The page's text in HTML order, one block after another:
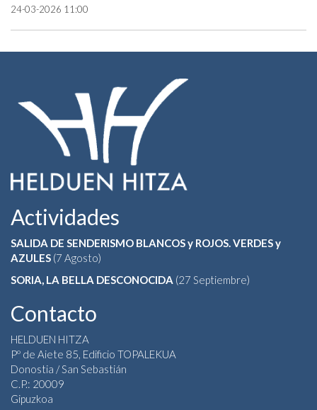
24-03-2026 11:00
Actividades
SALIDA DE SENDERISMO BLANCOS y ROJOS. VERDES y
AZULES (7 Agosto)
SORIA, LA BELLA DESCONOCIDA (27 Septiembre)
Contacto
HELDUEN HITZA
Pº de Aiete 85, Edificio TOPALEKUA
Donostia / San Sebastián
C.P.: 20009
Gipuzkoa